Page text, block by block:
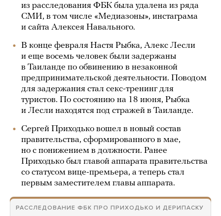
из расследования ФБК была удалена из ряда
СМИ, в том числе «Медиазоны», инстаграма
и сайта Алексея Навального.
В конце февраля Настя Рыбка, Алекс Лесли
и еще восемь человек были задержаны
в Таиланде по обвинению в незаконной
предпринимательской деятельности. Поводом
для задержания стал секс-тренинг для
туристов. По состоянию на 18 июня, Рыбка
и Лесли находятся под стражей в Таиланде.
Сергей Приходько вошел в новый состав
правительства, сформированного в мае,
но с понижением в должности. Ранее
Приходько был главой аппарата правительства
со статусом вице-премьера, а теперь стал
первым заместителем главы аппарата.
РАССЛЕДОВАНИЕ ФБК ПРО ПРИХОДЬКО И ДЕРИПАСКУ